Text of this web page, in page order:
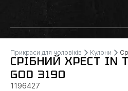
Прикраси для чоловіків Кулони
СРІБНИЙ ХРЕСТ IN
GOD 3190
1196427